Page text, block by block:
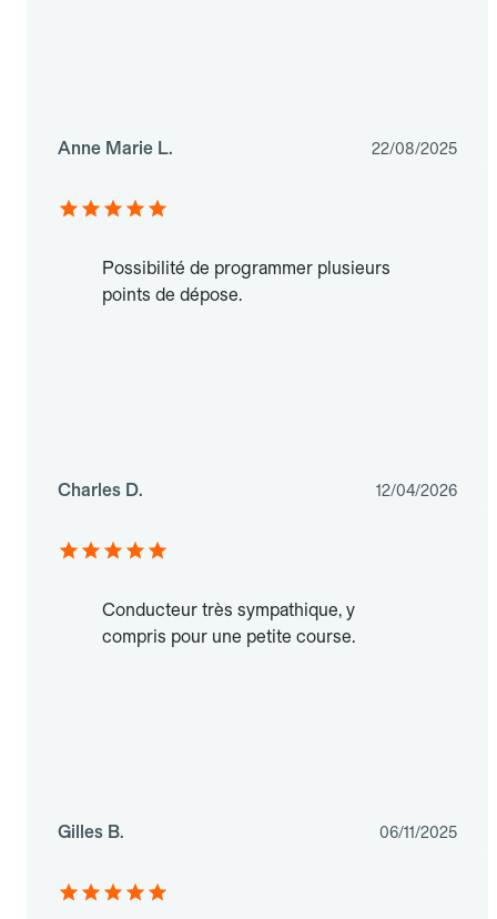
Anne Marie L. 22/08/2025
Possibilité de programmer plusieurs
points de dépose.
Charles D. 12/04/2026
Conducteur très sympathique, y
compris pour une petite course.
Gilles B. 06/11/2025